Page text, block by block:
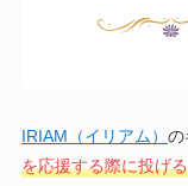
IRIAM（イリアム） の
を応援する際に投げ